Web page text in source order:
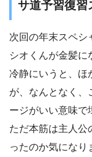
サ道予習復習
次回の年末スペシ
シオくんが金髪に
冷静にいうと、ほ
が、なんとなく、
ージがいい意味で
ただ本筋は主人公
ったのか気になり